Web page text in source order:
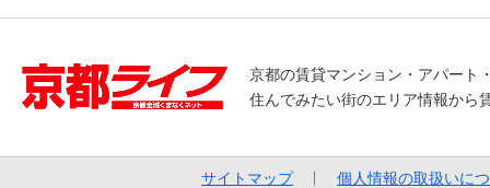
京都の賃貸マンション・アパート
住んでみたい街のエリア情報から
サイトマップ 個人情報の取扱いに